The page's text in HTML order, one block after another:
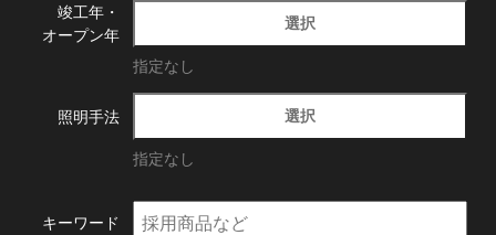
竣工年・
オープン年
選択
指定なし
照明手法 選択
指定なし
キーワード